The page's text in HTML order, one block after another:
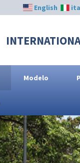
English
Modelo